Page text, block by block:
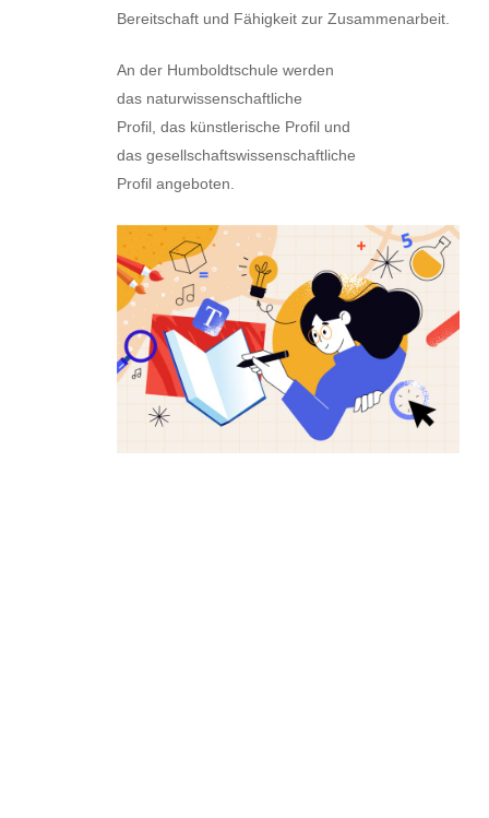
Bereitschaft und Fähigkeit zur Zusammenarbeit.
An der Humboldtschule werden
das naturwissenschaftliche
Profil, das künstlerische Profil und
das gesellschaftswissenschaftliche
Profil angeboten.